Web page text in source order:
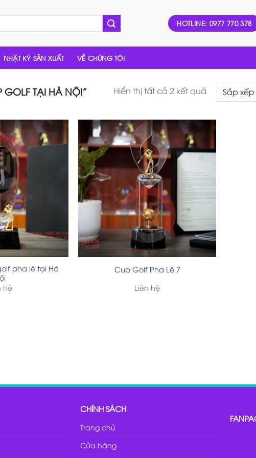
HOTLINE: 0977 770 378
NHẬT KÝ SẢN XUẤT VỀ CHÚNG TÔI
TẠI HÀ NỘI” Hiển thị tất cả 2 kết quả
pha lê tại Hà
hệ
Cup Golf Pha Lê 7
Liên hệ
CHÍNH SÁCH
Trang chủ
Cửa hàng